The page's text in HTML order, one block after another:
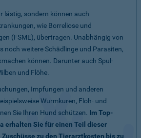
lästig, sondern können auch
wie Borreliose und
(FSME), übertragen. Unabhängig von
noch weitere Schädlinge und Parasiten,
können. Darunter auch Spul-
und Flöhe.
Impfungen und anderen
Wurmkuren, Floh- und
Sie Ihren Hund schützen. Im Top-
erhalten Sie für einen Teil dieser
zu den Tierarztkosten bis zu